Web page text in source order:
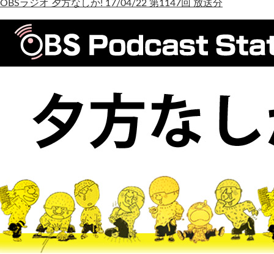
OBSラジオ 夕方なしか! 17/04/22 第1147回 放送分